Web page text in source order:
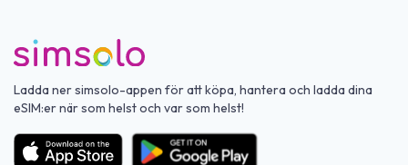
Ladda ner simsolo-appen för att köpa, hantera och ladda dina
eSIM:er när som helst och var som helst!